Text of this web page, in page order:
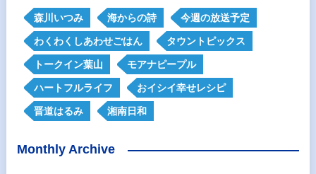
森川いつみ 海からの詩 今週の放送予定
わくわくしあわせごはん タウントピックス
トークイン葉山 モアナピープル
ハートフルライフ おイシイ幸せレシピ
晋道はるみ 湘南日和
Monthly Archive